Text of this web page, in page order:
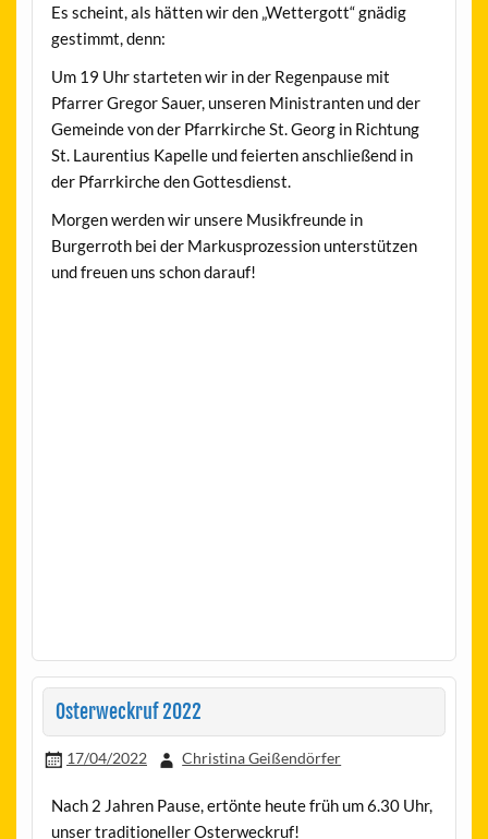
Es scheint, als hätten wir den „Wettergott“ gnädig
gestimmt, denn:
Um 19 Uhr starteten wir in der Regenpause mit
Pfarrer Gregor Sauer, unseren Ministranten und der
Gemeinde von der Pfarrkirche St. Georg in Richtung
St. Laurentius Kapelle und feierten anschließend in
der Pfarrkirche den Gottesdienst.
Morgen werden wir unsere Musikfreunde in
Burgerroth bei der Markusprozession unterstützen
und freuen uns schon darauf!
Osterweckruf 2022
17/04/2022 Christina Geißendörfer
Nach 2 Jahren Pause, ertönte heute früh um 6.30 Uhr,
unser traditioneller Osterweckruf!